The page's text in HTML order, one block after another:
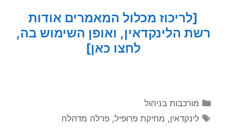
[לריכוז מכלול המאמרים אודות
רשת הלינקדאין, ואופן השימוש בה,
לחצו כאן]
קטגוריות
מורכבות בניהול
תגיות
לינקדאין, מחיקת פרופיל,פרלה מדהלה